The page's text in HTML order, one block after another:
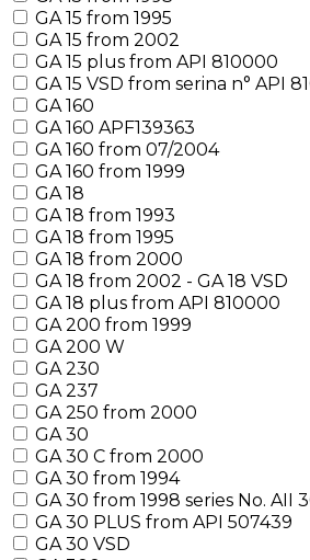
GA 15 from 1995
GA 15 from 2002
GA 15 plus from API 810000
GA 15 VSD from serina n° API
GA 160
GA 160 APF139363
GA 160 from 07/2004
GA 160 from 1999
GA 18
GA 18 from 1993
GA 18 from 1995
GA 18 from 2000
GA 18 from 2002 - GA 18 VSD
GA 18 plus from API 810000
GA 200 from 1999
GA 200 W
GA 230
GA 237
GA 250 from 2000
GA 30
GA 30 C from 2000
GA 30 from 1994
GA 30 from 1998 series No. AII
GA 30 PLUS from API 507439
GA 30 VSD